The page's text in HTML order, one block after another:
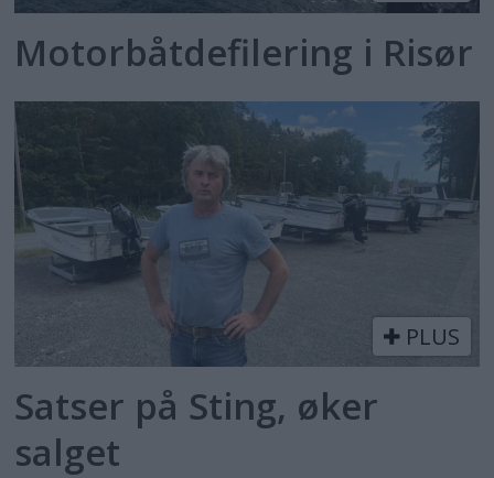
Motorbåtdefilering i Risør
PLUS
Satser på Sting, øker
salget